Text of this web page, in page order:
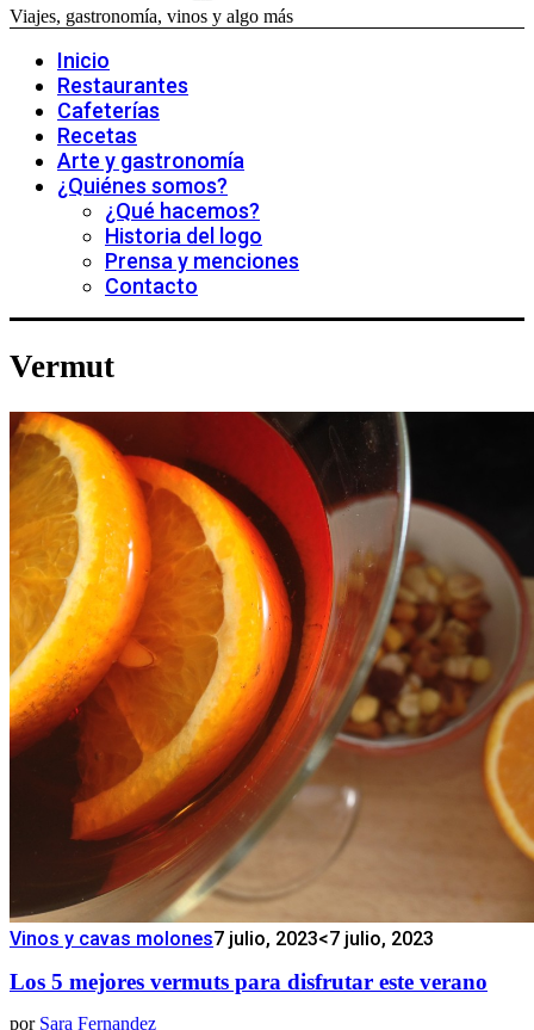
Viajes, gastronomía, vinos y algo más
Inicio
Restaurantes
Cafeterías
Recetas
Arte y gastronomía
¿Quiénes somos?
¿Qué hacemos?
Historia del logo
Prensa y menciones
Contacto
Vermut
Vinos y cavas molones7 julio, 2023<7 julio, 2023
Los 5 mejores vermuts para disfrutar este verano
por Sara Fernandez